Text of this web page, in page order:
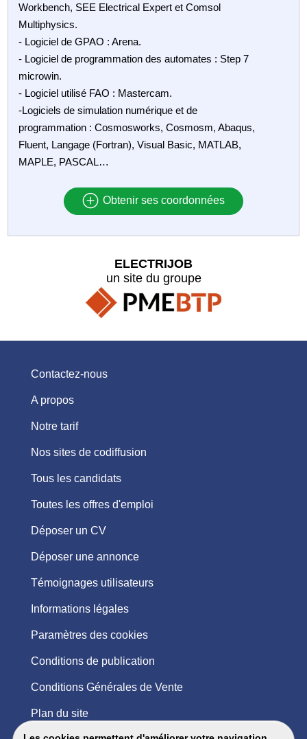
Workbench, SEE Electrical Expert et Comsol
Multiphysics.
- Logiciel de GPAO : Arena.
- Logiciel de programmation des automates : Step 7
microwin.
- Logiciel utilisé FAO : Mastercam.
-Logiciels de simulation numérique et de
programmation : Cosmosworks, Cosmosm, Abaqus,
Fluent, Langage (Fortran), Visual Basic, MATLAB,
MAPLE, PASCAL…
Obtenir ses coordonnées
ELECTRIJOB
un site du groupe
Contactez-nous
A propos
Notre tarif
Nos sites de codiffusion
Tous les candidats
Toutes les offres d'emploi
Déposer un CV
Déposer une annonce
Témoignages utilisateurs
Informations légales
Paramètres des cookies
Conditions de publication
Conditions Générales de Vente
Plan du site